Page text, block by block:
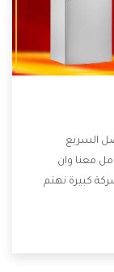
السريع
معنا وان
كبيرة نهتم
من أهم